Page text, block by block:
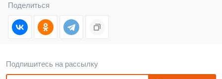
Поделиться
Подпишитесь на рассылку